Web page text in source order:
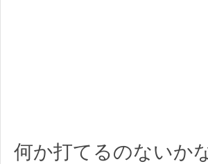
何か打てるのないか